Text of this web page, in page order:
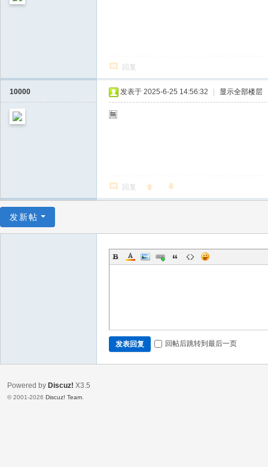
回复
10000 发表于 2025-6-25 14:56:32 显示全部楼层
🈚️
回复
发新帖
发表回复 回帖后跳转到最后一页
Powered by Discuz! X3.5
© 2001-2026 Discuz! Team